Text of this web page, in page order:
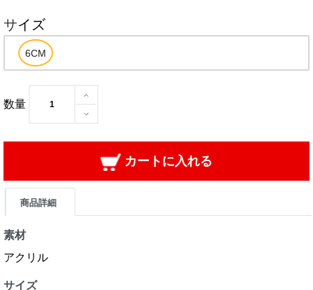
サイズ
数量
カートに入れる
商品詳細
素材
アクリル
サイズ